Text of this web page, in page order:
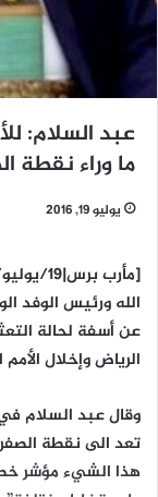
عبد السلام:
ما وراء نقطة
يوليو 19, 2016
الله ورئيس الوفد
عن أسفة لحالة
الرياض وإخلال
وقال عبد السلام
تعد الى نقطة
هذا الشيء مؤشر